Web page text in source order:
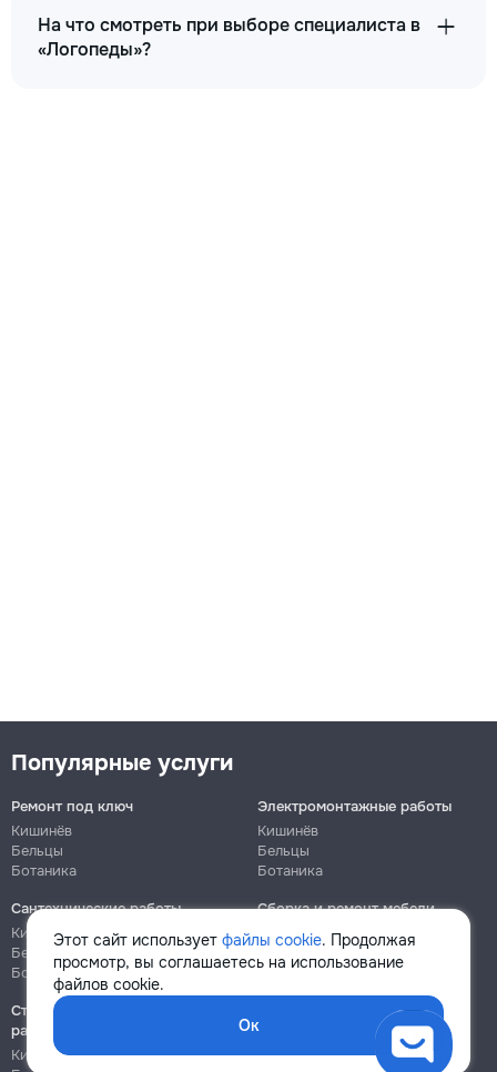
На что смотреть при выборе специалиста в
«Логопеды»?
Этот сайт использует файлы cookie. Продолжая
просмотр, вы соглашаетесь на использование
файлов cookie.
Ок
Популярные услуги
Ремонт под ключ
Кишинёв
Бельцы
Ботаника
Электромонтажные работы
Кишинёв
Бельцы
Ботаника
Сантехнические работы
Кишинёв
Бельцы
Ботаника
Сборка и ремонт мебели
Кишинёв
Ботаника
Строительно-монтажные
работы
Кишинёв